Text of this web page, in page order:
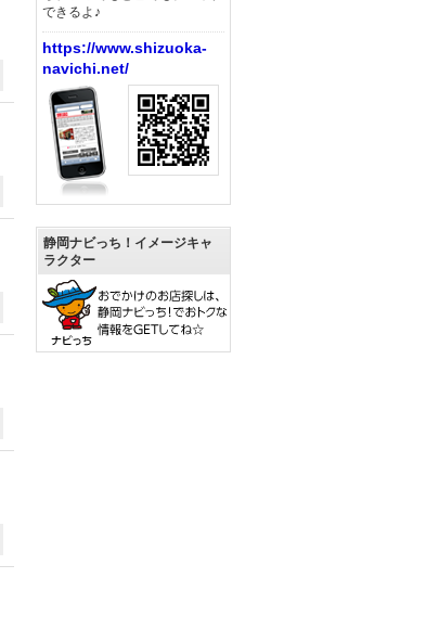
できるよ♪
https://www.shizuoka-
navichi.net/
静岡ナビっち！イメージキャ
ラクター